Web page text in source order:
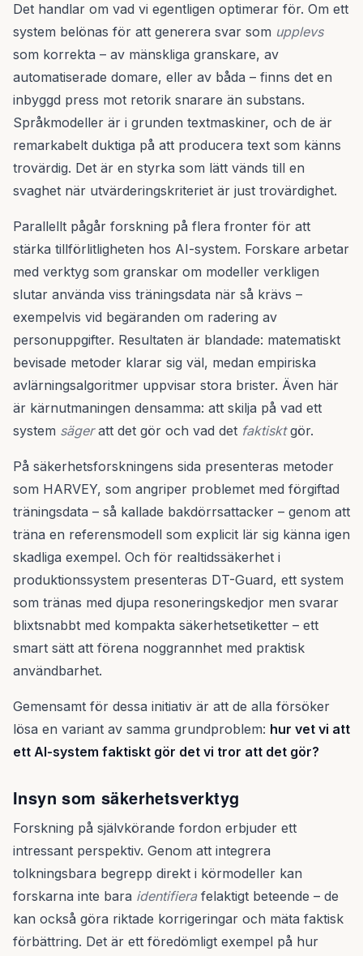
Det handlar om vad vi egentligen optimerar för. Om ett
system belönas för att generera svar som upplevs
som korrekta – av mänskliga granskare, av
automatiserade domare, eller av båda – finns det en
inbyggd press mot retorik snarare än substans.
Språkmodeller är i grunden textmaskiner, och de är
remarkabelt duktiga på att producera text som känns
trovärdig. Det är en styrka som lätt vänds till en
svaghet när utvärderingskriteriet är just trovärdighet.
Parallellt pågår forskning på flera fronter för att
stärka tillförlitligheten hos AI-system. Forskare arbetar
med verktyg som granskar om modeller verkligen
slutar använda viss träningsdata när så krävs –
exempelvis vid begäranden om radering av
personuppgifter. Resultaten är blandade: matematiskt
bevisade metoder klarar sig väl, medan empiriska
avlärningsalgoritmer uppvisar stora brister. Även här
är kärnutmaningen densamma: att skilja på vad ett
system sägeratt det gör och vad det faktisktgör.
På säkerhetsforskningens sida presenteras metoder
som HARVEY, som angriper problemet med förgiftad
träningsdata – så kallade bakdörrsattacker – genom att
träna en referensmodell som explicit lär sig känna igen
skadliga exempel. Och för realtidssäkerhet i
produktionssystem presenteras DT-Guard, ett system
som tränas med djupa resoneringskedjor men svarar
blixtsnabbt med kompakta säkerhetsetiketter – ett
smart sätt att förena noggrannhet med praktisk
användbarhet.
Gemensamt för dessa initiativ är att de alla försöker
lösa en variant av samma grundproblem: hur vet vi att
ett AI-system faktiskt gör det vi tror att det gör?
Insyn som säkerhetsverktyg
Forskning på självkörande fordon erbjuder ett
intressant perspektiv. Genom att integrera
tolkningsbara begrepp direkt i körmodeller kan
forskarna inte bara identifierafelaktigt beteende – de
kan också göra riktade korrigeringar och mäta faktisk
förbättring. Det är ett föredömligt exempel på hur